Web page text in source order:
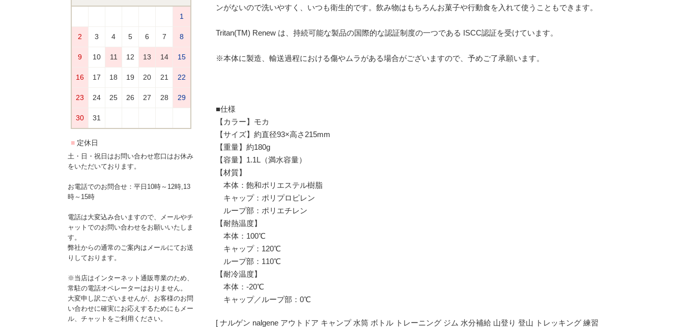
土・日・祝日はお問い合わせ窓口はお休み
をいただいております。
お電話でのお問合せ：平日10時～12時,13
時～15時
電話は大変込み合いますので、メールやチ
ャットでのお問い合わせをお願いいたしま
す。
弊社からの通常のご案内はメールにてお送
りしております。
※当店はインターネット通販専業のため、
常駐の電話オペレーターはおりません。
大変申し訳ございませんが、お客様のお問
い合わせに確実にお応えするためにもメー
ル、チャットをご利用ください。
ンがないので洗いやすく、いつも衛生的です。飲み物はもちろんお菓子や行動食を入れて使うこともできます。
Tritan(TM) Renew は、持続可能な製品の国際的な認証制度の一つである ISCC認証を受けています。
※本体に製造、輸送過程における傷やムラがある場合がございますので、予めご了承願います。
■仕様
【カラー】モカ
【サイズ】約直径93×高さ215mm
【重量】約180g
【容量】1.1L（満水容量）
【材質】
本体：飽和ポリエステル樹脂
キャップ：ポリプロピレン
ループ部：ポリエチレン
【耐熱温度】
本体：100℃
キャップ：120℃
ループ部：110℃
【耐冷温度】
本体：-20℃
キャップ／ループ部：0℃
[ ナルゲン nalgene アウトドア キャンプ 水筒 ボトル トレーニング ジム 水分補給 山登り 登山 トレッキング 練習